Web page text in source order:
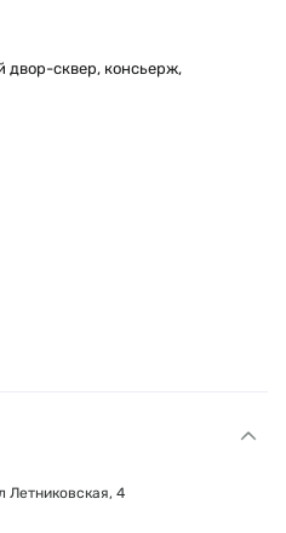
двор-сквер, консьерж,
Летниковская, 4